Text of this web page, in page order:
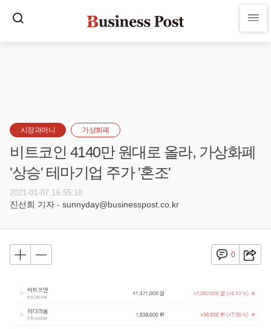
시장과머니 가상화폐
비트코인 4140만 원대로 올라, 가상화폐
'상승' 테마기업 주가 '혼조'
2021-01-07 16:55:18
진선희 기자 - sunnyday@businesspost.co.kr
0